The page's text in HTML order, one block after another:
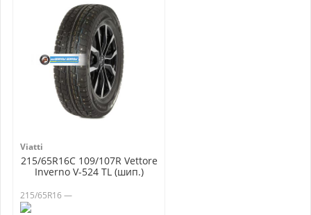
Viatti
215/65R16C 109/107R Vettore
Inverno V-524 TL (шип.)
215/65R16 —